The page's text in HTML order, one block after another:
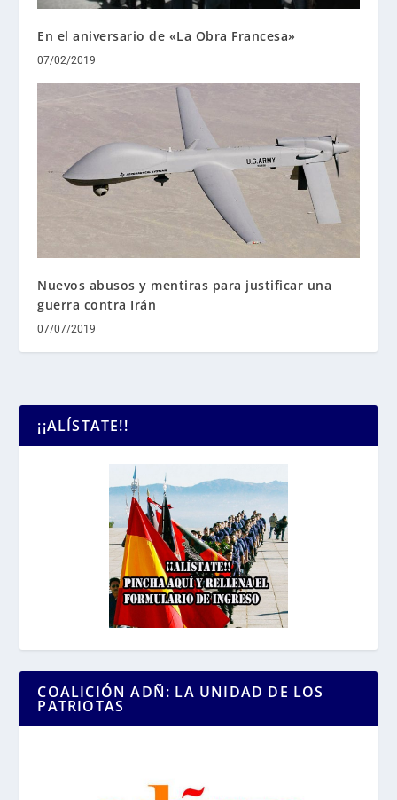
En el aniversario de «La Obra Francesa»
07/02/2019
Nuevos abusos y mentiras para justificar una
guerra contra Irán
07/07/2019
¡¡ALÍSTATE!!
COALICIÓN ADÑ: LA UNIDAD DE LOS
PATRIOTAS